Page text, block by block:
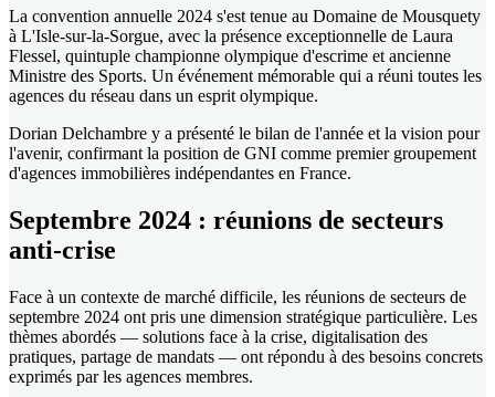
La convention annuelle 2024 s'est tenue au Domaine de Mousquety
à L'Isle-sur-la-Sorgue, avec la présence exceptionnelle de Laura
Flessel, quintuple championne olympique d'escrime et ancienne
Ministre des Sports. Un événement mémorable qui a réuni toutes les
agences du réseau dans un esprit olympique.
Dorian Delchambre y a présenté le bilan de l'année et la vision pour
l'avenir, confirmant la position de GNI comme premier groupement
d'agences immobilières indépendantes en France.
Septembre 2024 : réunions de secteurs
anti-crise
Face à un contexte de marché difficile, les réunions de secteurs de
septembre 2024 ont pris une dimension stratégique particulière. Les
thèmes abordés — solutions face à la crise, digitalisation des
pratiques, partage de mandats — ont répondu à des besoins concrets
exprimés par les agences membres.